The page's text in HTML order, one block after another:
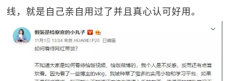
线，就是自己亲自用过了并且真心认可好用。